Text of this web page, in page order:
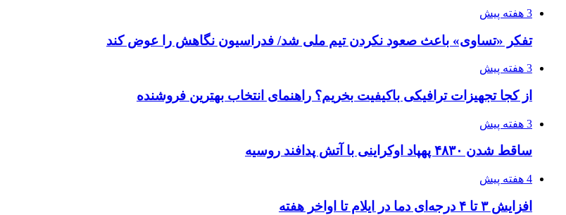
3 هفته پیش
تفکر «تساوی» باعث صعود نکردن تیم ملی شد/ فدراسیون نگاهش را عوض کند
3 هفته پیش
از کجا تجهیزات ترافیکی باکیفیت بخریم؟ راهنمای انتخاب بهترین فروشنده
3 هفته پیش
ساقط شدن ۴۸۳۰ پهپاد اوکراینی با آتش پدافند روسیه
4 هفته پیش
افزایش ۳ تا ۴ درجه‌ای دما در ایلام تا اواخر هفته